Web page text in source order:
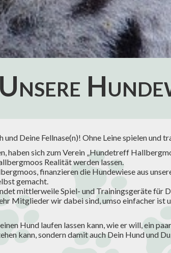
Unsere
Deine Fellnase(n)! Ohne Leine spielen und
haben sich zum Verein „Hundetreff
Realität werden lassen.
finanzieren die Hundewiese aus
gemacht.
mittlerweile Spiel- und Trainingsgeräte für
Mitglieder wir dabei sind, umso einfacher ist
Hund laufen lassen kann, wie er will, ein
kann, sondern damit auch Dein Hund und